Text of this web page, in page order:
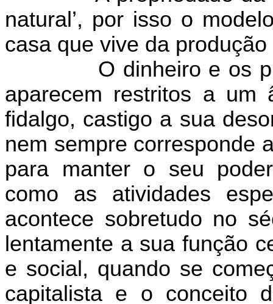
natural’, por isso o
casa que vive da
O dinheiro e os
aparecem restritos a um
fidalgo, castigo a sua
nem sempre corresponde
para manter o seu
como as atividades
acontece sobretudo no
lentamente a sua função
e social, quando se
capitalista e o conceito